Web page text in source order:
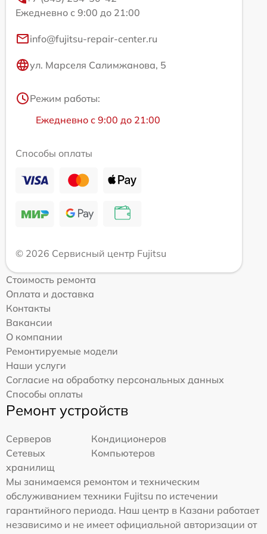
Ежедневно с 9:00 до 21:00
info@fujitsu-repair-center.ru
ул. Марселя Салимжанова, 5
Режим работы:
Ежедневно с 9:00 до 21:00
Способы оплаты
© 2026 Сервисный центр Fujitsu
Стоимость ремонта
Оплата и доставка
Контакты
Вакансии
О компании
Ремонтируемые модели
Наши услуги
Согласие на обработку персональных данных
Способы оплаты
Ремонт устройств
Серверов
Кондиционеров
Сетевых
хранилищ
Компьютеров
Мы занимаемся ремонтом и техническим
обслуживанием техники Fujitsu по истечении
гарантийного периода. Наш центр в Казани работает
независимо и не имеет официальной авторизации от